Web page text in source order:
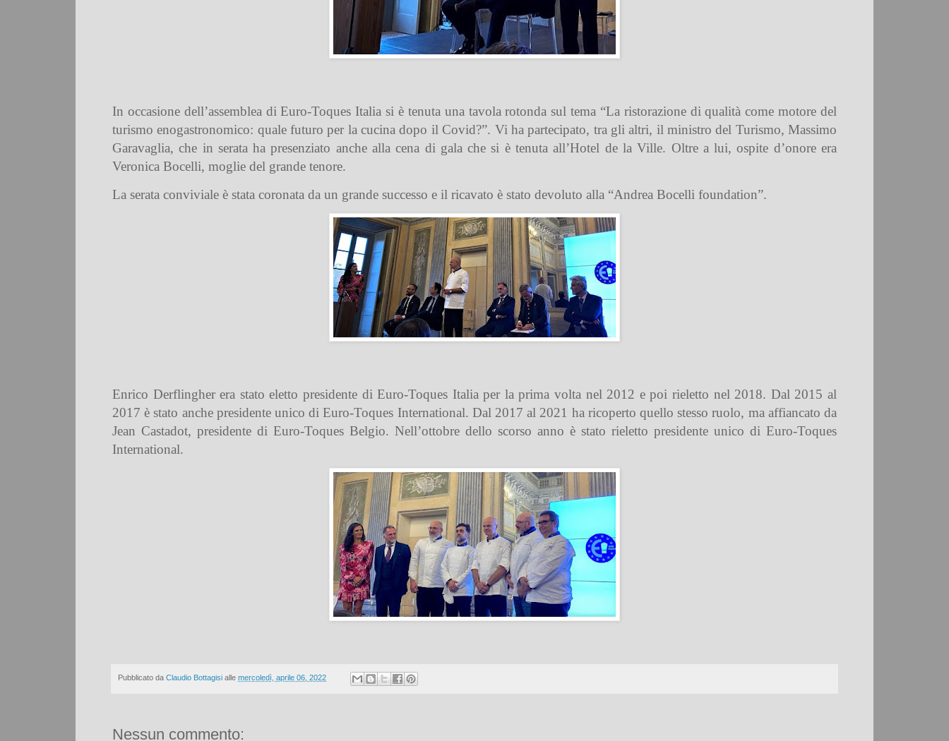
In occasione dell’assemblea di Euro-Toques Italia si è tenuta una tavola rotonda sul tema “La ristorazione di qualità come motore del
turismo enogastronomico: quale futuro per la cucina dopo il Covid?”. Vi ha partecipato, tra gli altri, il ministro del Turismo, Massimo
Garavaglia, che in serata ha presenziato anche alla cena di gala che si è tenuta all’Hotel de la Ville. Oltre a lui, ospite d’onore era
Veronica Bocelli, moglie del grande tenore.
La serata conviviale è stata coronata da un grande successo e il ricavato è stato devoluto alla “Andrea Bocelli foundation”.
Enrico Derflingher era stato eletto presidente di Euro-Toques Italia per la prima volta nel 2012 e poi rieletto nel 2018. Dal 2015 al
2017 è stato anche presidente unico di Euro-Toques International. Dal 2017 al 2021 ha ricoperto quello stesso ruolo, ma affiancato da
Jean Castadot, presidente di Euro-Toques Belgio. Nell’ottobre dello scorso anno è stato rieletto presidente unico di Euro-Toques
International.
Pubblicato da Claudio Bottagisi alle mercoledì, aprile 06, 2022
Nessun commento: